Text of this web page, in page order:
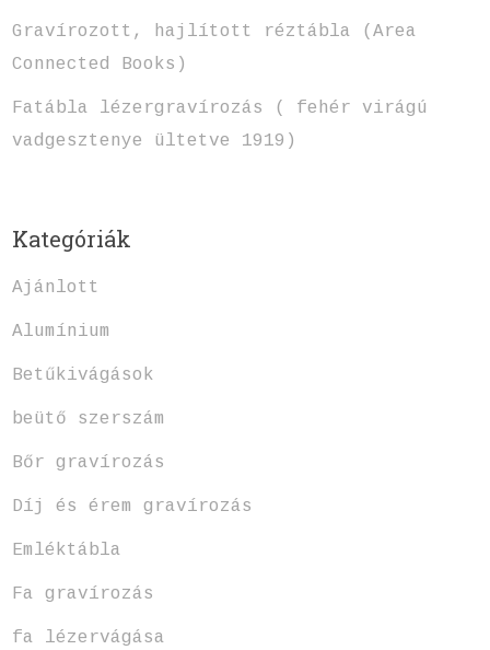
Gravírozott, hajlított réztábla (Area
Connected Books)
Fatábla lézergravírozás ( fehér virágú
vadgesztenye ültetve 1919)
Kategóriák
Ajánlott
Alumínium
Betűkivágások
beütő szerszám
Bőr gravírozás
Díj és érem gravírozás
Emléktábla
Fa gravírozás
fa lézervágása